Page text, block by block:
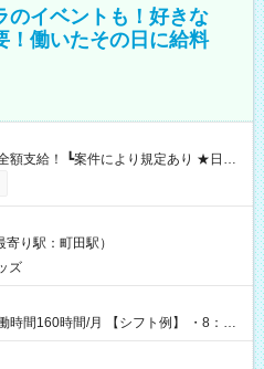
のイベントも！好きな
働いたその日に給料
いたその日に現金GET♪ お仕事後はコ
落とせます！ 【試用期間】試
り駅：町田駅）
ズ
月 【シフト例】 ・8：00